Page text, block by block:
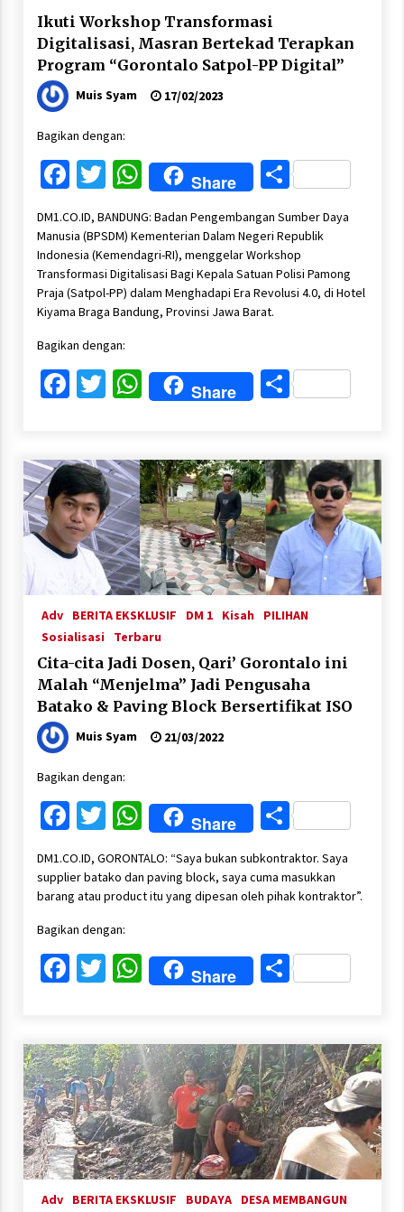
Ikuti Workshop Transformasi
Digitalisasi, Masran Bertekad Terapkan
Program “Gorontalo Satpol-PP Digital”
Muis Syam 17/02/2023
Bagikan dengan:
Facebook
Twitter
WhatsApp
Share Share
DM1.CO.ID, BANDUNG: Badan Pengembangan Sumber Daya
Manusia (BPSDM) Kementerian Dalam Negeri Republik
Indonesia (Kemendagri-RI), menggelar Workshop
Transformasi Digitalisasi Bagi Kepala Satuan Polisi Pamong
Praja (Satpol-PP) dalam Menghadapi Era Revolusi 4.0, di Hotel
Kiyama Braga Bandung, Provinsi Jawa Barat.
Bagikan dengan:
Facebook
Twitter
WhatsApp
Share Share
Adv BERITA EKSKLUSIF DM 1 Kisah
PILIHAN
Sosialisasi
Terbaru
Cita-cita Jadi Dosen, Qari’ Gorontalo ini
Malah “Menjelma” Jadi Pengusaha
Batako & Paving Block Bersertifikat ISO
Muis Syam 21/03/2022
Bagikan dengan:
Facebook
Twitter
WhatsApp
Share Share
DM1.CO.ID, GORONTALO: “Saya bukan subkontraktor. Saya
supplier batako dan paving block, saya cuma masukkan
barang atau product itu yang dipesan oleh pihak kontraktor”.
Bagikan dengan:
Facebook
Twitter
WhatsApp
Share Share
Adv BERITA EKSKLUSIF BUDAYA
DESA MEMBANGUN